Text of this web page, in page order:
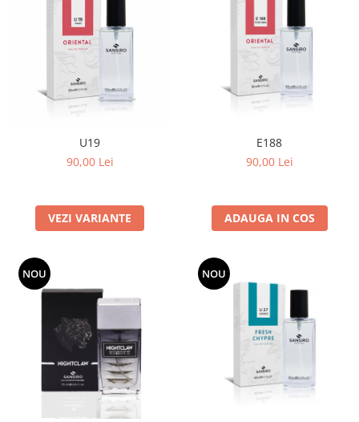
U19
90,00 Lei
VEZI VARIANTE
E188
90,00 Lei
ADAUGA IN COS
NOU NOU